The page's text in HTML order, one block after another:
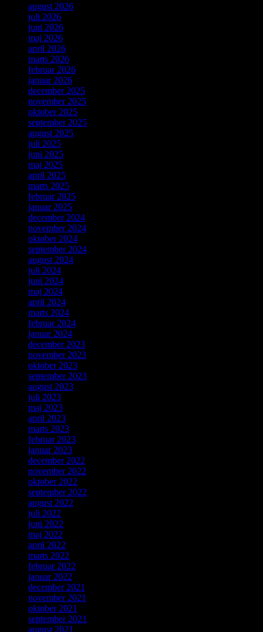
august 2026
juli 2026
juni 2026
maj 2026
april 2026
marts 2026
februar 2026
januar 2026
december 2025
november 2025
oktober 2025
september 2025
august 2025
juli 2025
juni 2025
maj 2025
april 2025
marts 2025
februar 2025
januar 2025
december 2024
november 2024
oktober 2024
september 2024
august 2024
juli 2024
juni 2024
maj 2024
april 2024
marts 2024
februar 2024
januar 2024
december 2023
november 2023
oktober 2023
september 2023
august 2023
juli 2023
maj 2023
april 2023
marts 2023
februar 2023
januar 2023
december 2022
november 2022
oktober 2022
september 2022
august 2022
juli 2022
juni 2022
maj 2022
april 2022
marts 2022
februar 2022
januar 2022
december 2021
november 2021
oktober 2021
september 2021
august 2021